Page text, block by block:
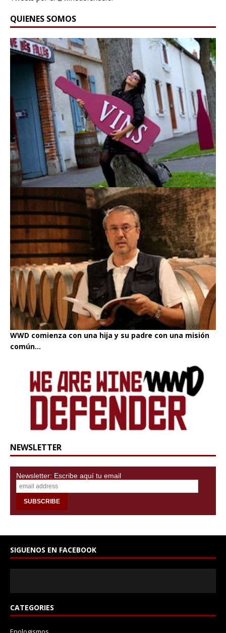
QUIENES SOMOS
WWD comienza con una hija y su padre con una misión
común...
NEWSLETTER
Newsletter: Escribe aquí tu email
SIGUENOS EN FACEBOOK
CATEGORIES